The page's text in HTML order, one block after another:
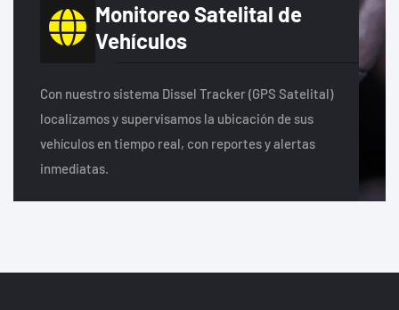
Monitoreo Satelital de
Vehículos
Con nuestro sistema Dissel Tracker (GPS Satelital)
localizamos y supervisamos la ubicación de sus
vehículos en tiempo real, con reportes y alertas
inmediatas.